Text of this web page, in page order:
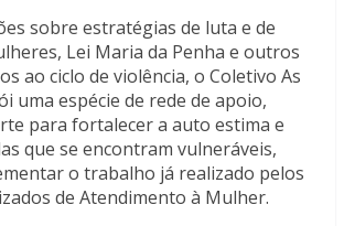
sobre estratégias de luta e de
Lei Maria da Penha e outros
ao ciclo de violência, o Coletivo As
uma espécie de rede de apoio,
para fortalecer a auto estima e
que se encontram vulneráveis,
o trabalho já realizado pelos
de Atendimento à Mulher.